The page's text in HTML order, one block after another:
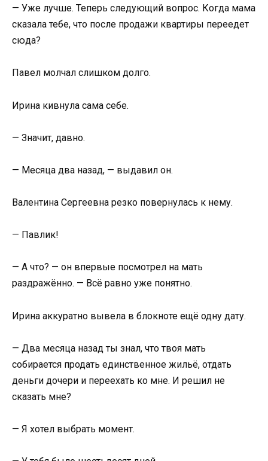
— Уже лучше. Теперь следующий вопрос. Когда мама
сказала тебе, что после продажи квартиры переедет
сюда?
Павел молчал слишком долго.
Ирина кивнула сама себе.
— Значит, давно.
— Месяца два назад, — выдавил он.
Валентина Сергеевна резко повернулась к нему.
— Павлик!
— А что? — он впервые посмотрел на мать
раздражённо. — Всё равно уже понятно.
Ирина аккуратно вывела в блокноте ещё одну дату.
— Два месяца назад ты знал, что твоя мать
собирается продать единственное жильё, отдать
деньги дочери и переехать ко мне. И решил не
сказать мне?
— Я хотел выбрать момент.